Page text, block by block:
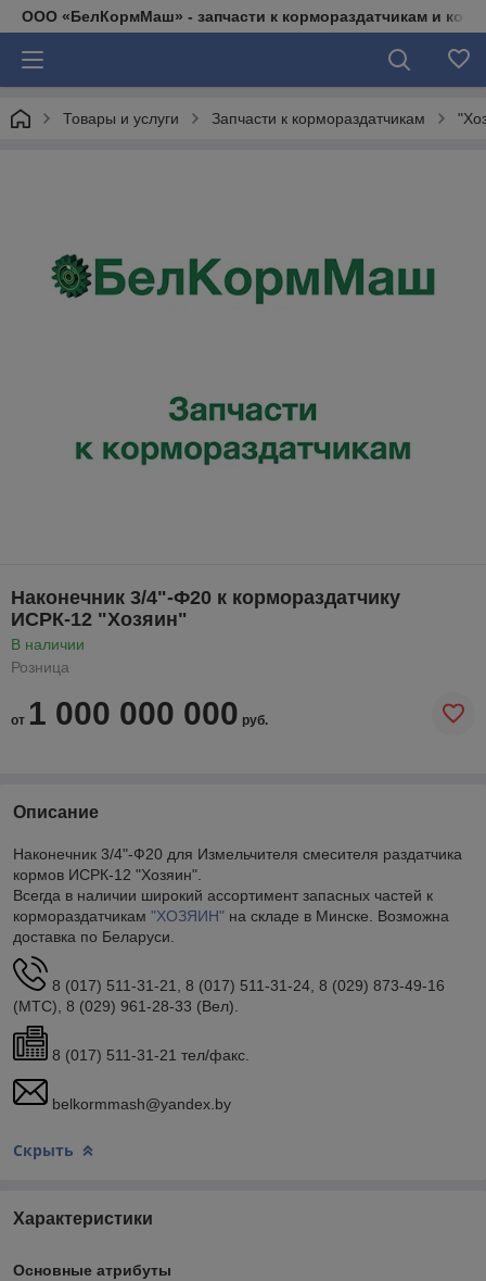
ООО «БелКормМаш» - запчасти к кормораздатчикам и
Товары и услуги Запчасти к кормораздатчикам
Наконечник 3/4"-Ф20 к кормораздатчику
ИСРК-12 "Хозяин"
В наличии
Розница
от 1 000 000 000 руб.
Описание
Наконечник 3/4"-Ф20 для Измельчителя смесителя раздатчика
кормов ИСРК-12 "Хозяин".
Всегда в наличии широкий ассортимент запасных частей к
кормораздатчикам "ХОЗЯИН" на складе в Минске. Возможна
доставка по Беларуси.
8 (017) 511-31-21, 8 (017) 511-31-24, 8 (029) 873-49-16
(МТС), 8 (029) 961-28-33 (Вел).
8 (017) 511-31-21 тел/факс.
belkormmash@yandex.by
Скрыть
Характеристики
Основные атрибуты